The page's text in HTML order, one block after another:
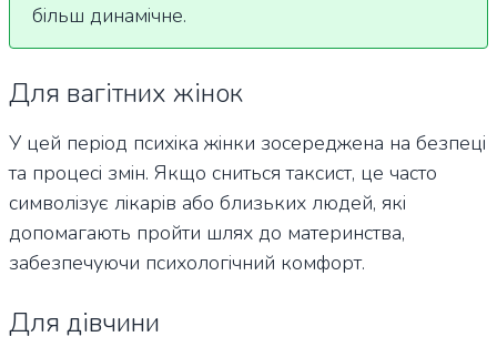
більш динамічне.
Для вагітних жінок
У цей період психіка жінки зосереджена на безпеці
та процесі змін. Якщо сниться таксист, це часто
символізує лікарів або близьких людей, які
допомагають пройти шлях до материнства,
забезпечуючи психологічний комфорт.
Для дівчини